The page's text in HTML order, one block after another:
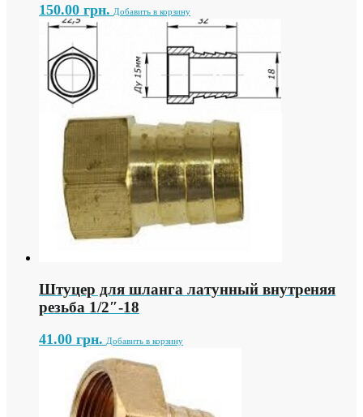
150.00 грн. Добавить в корзину
Штуцер для шланга латунный внутреняя
резьба 1/2″-18
41.00 грн. Добавить в корзину